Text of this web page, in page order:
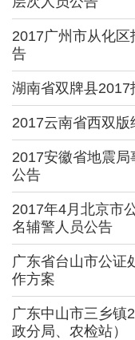
2017广州市从化
告
湖南省双牌县
2017云南省西双
2017安徽省地震
公告
2017年4月北京市
名辅警人员公告
广东省台山市公证
作方案
广东中山市三乡镇
政分局、农检站）